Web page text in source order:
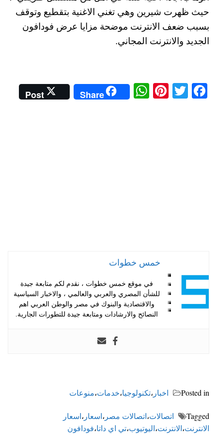
حيث ظهرت شيرين وهي تغني الاغنية بتقطيع وتوقف
بسبب ضعف الانترنت موضحة مزايا عرض فودافون
الجديد والانترنت المجاني.
Fa
T
Pi
W
ha
Share
Post
خمس خطوات
في موقع خمس خطوات ، نقدم لكم متابعة جيدة
للشأن المصري والعربي والعالمي ، والاخبار السياسية
والاقتصادية والبنوك في مصر والوطن العربي اهم
النصائح والارشادات ومتابعة جيدة للتطورات الجارية.
Posted in اخبار ،تكنولوجيا،خدمات،منوعات
Tagged اتصالات،اتصالات مصر ،اسعار ،اسعار
الانترنت،الانترنت،اليوتيوب،تي اي داتا،فودافون